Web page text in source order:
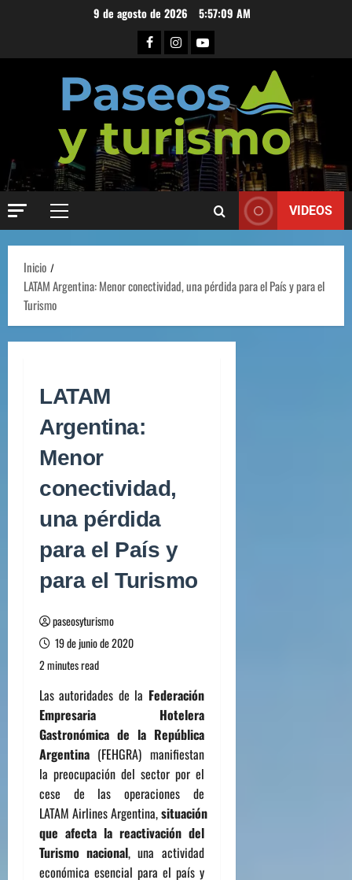
9 de agosto de 2026 5:57:10 AM
VIDEOS
Inicio
LATAM Argentina: Menor conectividad, una pérdida para el País y para el
Turismo
LATAM
Argentina:
Menor
conectividad,
una pérdida
para el País y
para el Turismo
paseosyturismo
19 de junio de 2020
2 minutes read
Las autoridades de la Federación
Empresaria Hotelera
Gastronómica de la República
Argentina (FEHGRA) manifiestan
la preocupación del sector por el
cese de las operaciones de
LATAM AirlinesArgentina,situación
que afecta la reactivación del
Turismo nacional, una actividad
económica esencial para el país y